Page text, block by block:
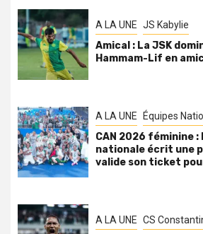
A LA UNE JS Kabylie
Amical : La JSK
Hammam-Lif en
A LA UNE Équipes
CAN 2026 féminine
nationale écrit une
valide son ticket
A LA UNE CS